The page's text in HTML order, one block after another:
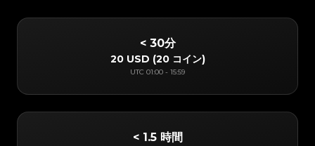
< 30分
20 USD (20 コイン)
UTC 01:00 - 15:59
< 1.5 時間